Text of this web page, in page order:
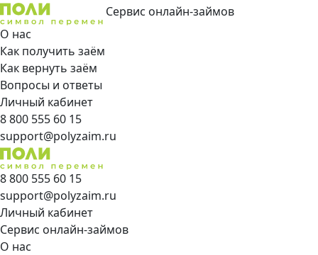
Сервис онлайн-займов
О нас
Как получить заём
Как вернуть заём
Вопросы и ответы
Личный кабинет
8 800 555 60 15
support@polyzaim.ru
8 800 555 60 15
support@polyzaim.ru
Личный кабинет
Сервис онлайн-займов
О нас